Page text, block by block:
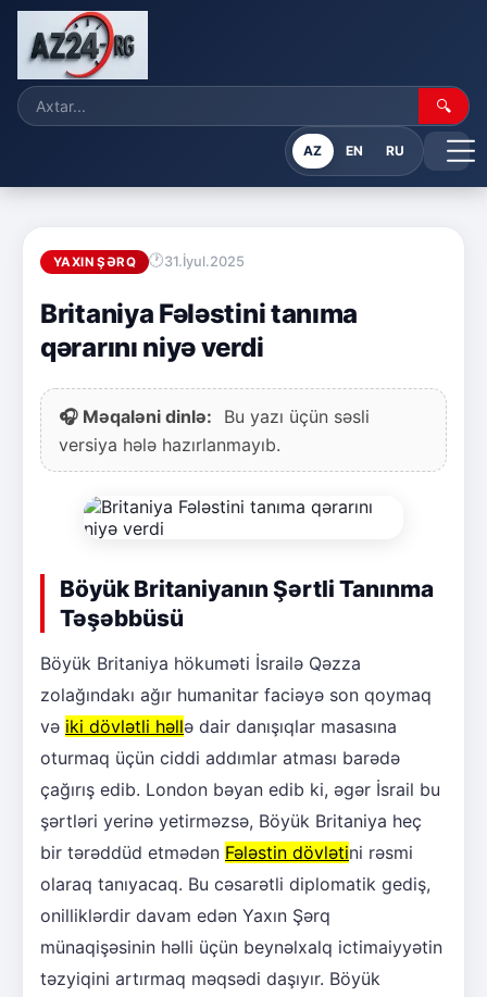
🔍
AZ EN RU
YAXIN ŞƏRQ 31.İyul.2025
Britaniya Fələstini tanıma
qərarını niyə verdi
🎧 Məqaləni dinlə:
Bu yazı üçün səsli
versiya hələ hazırlanmayıb.
Böyük Britaniyanın Şərtli Tanınma
Təşəbbüsü
Böyük Britaniya hökuməti İsrailə Qəzza
zolağındakı ağır humanitar faciəyə son qoymaq
və iki dövlətli həllə dair danışıqlar masasına
oturmaq üçün ciddi addımlar atması barədə
çağırış edib. London bəyan edib ki, əgər İsrail bu
şərtləri yerinə yetirməzsə, Böyük Britaniya heç
bir tərəddüd etmədən Fələstin dövlətini rəsmi
olaraq tanıyacaq. Bu cəsarətli diplomatik gediş,
onilliklərdir davam edən Yaxın Şərq
münaqişəsinin həlli üçün beynəlxalq ictimaiyyətin
təzyiqini artırmaq məqsədi daşıyır. Böyük